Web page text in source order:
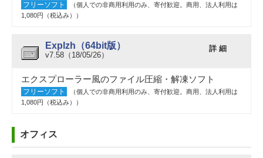
フリーソフト
（個人での非商用利用のみ、寄付歓迎。商用、法人利用は
1,080円（税込み））
Explzh（64bit版）
v7.58（18/05/26）
詳 細
エクスプローラー風のファイル圧縮・解凍ソフト
フリーソフト
（個人での非商用利用のみ、寄付歓迎。商用、法人利用は
1,080円（税込み））
オフィス